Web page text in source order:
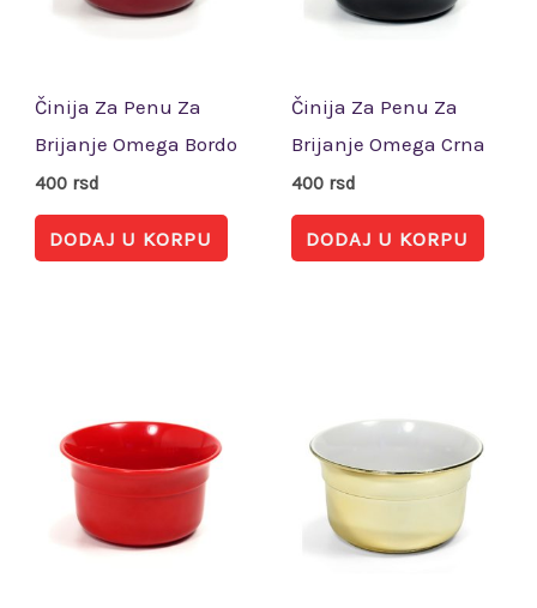
Činija Za Penu Za
Brijanje Omega Bordo
400 rsd
DODAJ U KORPU
Činija Za Penu Za
Brijanje Omega Crna
400 rsd
DODAJ U KORPU